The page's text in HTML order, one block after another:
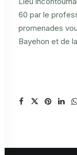
60 par le
promenades
Bayehon et de